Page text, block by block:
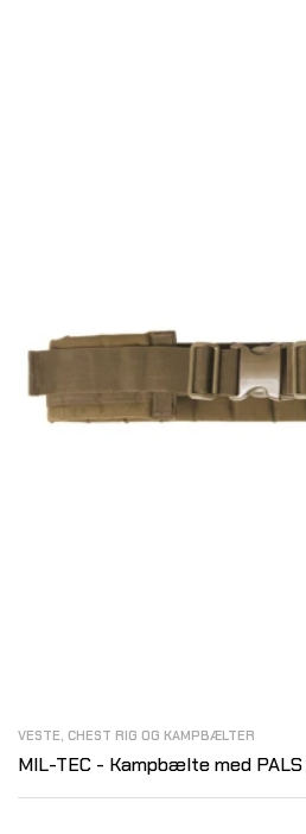
VESTE, CHEST RIG OG KAMPBÆLTER
MIL-TEC - Kampbælte med